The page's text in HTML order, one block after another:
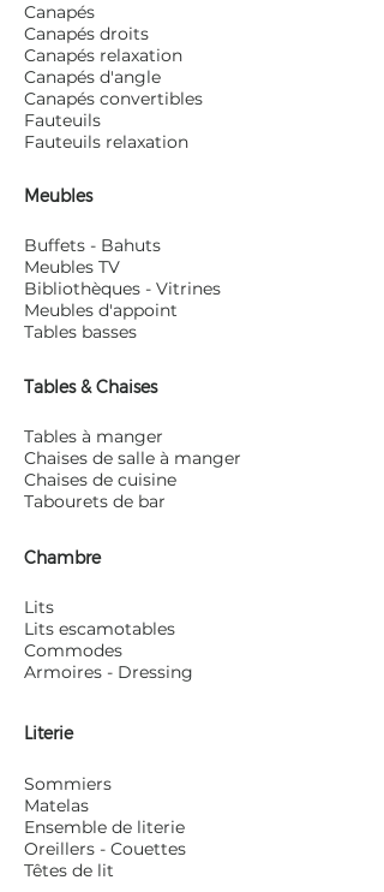
Canapés
Canapés droits
Canapés relaxation
Canapés d'angle
Canapés convertibles
Fauteuils
Fauteuils relaxation
Meubles
Buffets - Bahuts
Meubles TV
Bibliothèques - Vitrines
Meubles d'appoint
Tables basses
Tables & Chaises
Tables à manger
Chaises de salle à manger
Chaises de cuisine
Tabourets de bar
Chambre
Lits
Lits escamotables
Commodes
Armoires - Dressing
Literie
Sommiers
Matelas
Ensemble de literie
Oreillers - Couettes
Têtes de lit